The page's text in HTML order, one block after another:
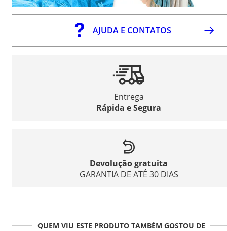
AJUDA E CONTATOS
Entrega
Rápida e Segura
Devolução gratuita
GARANTIA DE ATÉ 30 DIAS
QUEM VIU ESTE PRODUTO TAMBÉM GOSTOU DE